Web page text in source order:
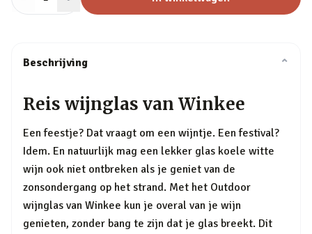
Beschrijving ⌄
Reis wijnglas van Winkee
Een feestje? Dat vraagt om een wijntje. Een festival?
Idem. En natuurlijk mag een lekker glas koele witte
wijn ook niet ontbreken als je geniet van de
zonsondergang op het strand. Met het Outdoor
wijnglas van Winkee kun je overal van je wijn
genieten, zonder bang te zijn dat je glas breekt. Dit